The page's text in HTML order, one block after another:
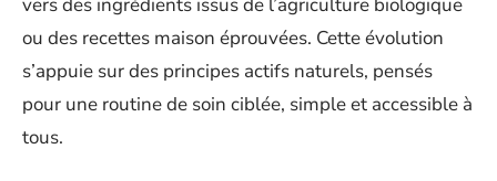
ou des recettes maison éprouvées. Cette évolution
s’appuie sur des principes actifs naturels, pensés
pour une routine de soin ciblée, simple et accessible à
tous.